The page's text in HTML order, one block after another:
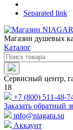
Separated link
Магазин душевых
Каталог
Сервисный центр,
18
+7 (800) 511-48-
Заказать обратный
info@niagara.su
Аккаунт